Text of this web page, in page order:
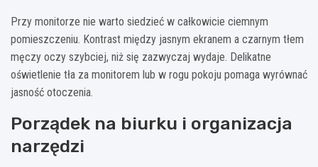
Przy monitorze nie warto siedzieć w całkowicie ciemnym
pomieszczeniu. Kontrast między jasnym ekranem a czarnym tłem
męczy oczy szybciej, niż się zazwyczaj wydaje. Delikatne
oświetlenie tła za monitorem lub w rogu pokoju pomaga wyrównać
jasność otoczenia.
Porządek na biurku i organizacja
narzędzi